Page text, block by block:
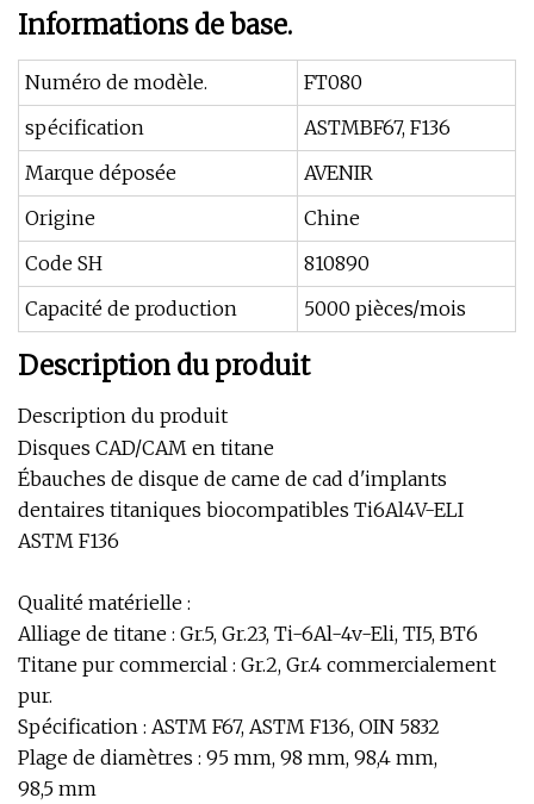
Informations de base.
Numéro de modèle.
FT080
spécification
ASTMBF67, F136
Marque déposée
AVENIR
Origine
Chine
Code SH
810890
Capacité de production
5000 pièces/mois
Description du produit
Description du produit
Disques CAD/CAM en titane
Ébauches de disque de came de cad d'implants
dentaires titaniques biocompatibles Ti6Al4V-ELI
ASTM F136
Qualité matérielle :
Alliage de titane : Gr.5, Gr.23, Ti-6Al-4v-Eli, TI5, BT6
Titane pur commercial : Gr.2, Gr.4 commercialement
pur.
Spécification : ASTM F67, ASTM F136, OIN 5832
Plage de diamètres : 95 mm, 98 mm, 98,4 mm,
98,5 mm